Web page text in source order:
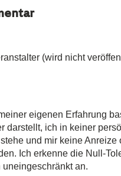
(wird nicht
eigenen Erfahrung
darstellt, ich in keiner
und mir keine Anreize
Ich erkenne die Null-
an.